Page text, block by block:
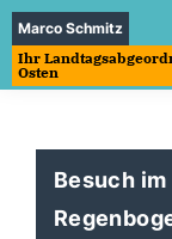
Marco Schmitz
Ihr
Osten
Besuch